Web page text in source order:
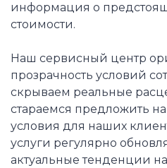
информация о
стоимости.
Наш сервисный центр
прозрачность условий
скрываем реальные
стараемся предложить
условия для наших
услуги регулярно
актуальные тенденции